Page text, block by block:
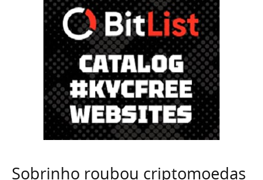
Sobrinho roubou criptomoedas